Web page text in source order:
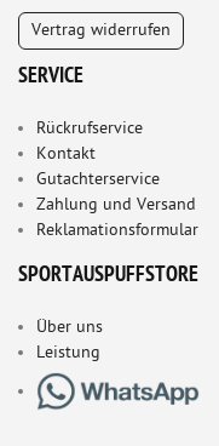
Vertrag widerrufen
SERVICE
Rückrufservice
Kontakt
Gutachterservice
Zahlung und Versand
Reklamationsformular
SPORTAUSPUFFSTORE
Über uns
Leistung